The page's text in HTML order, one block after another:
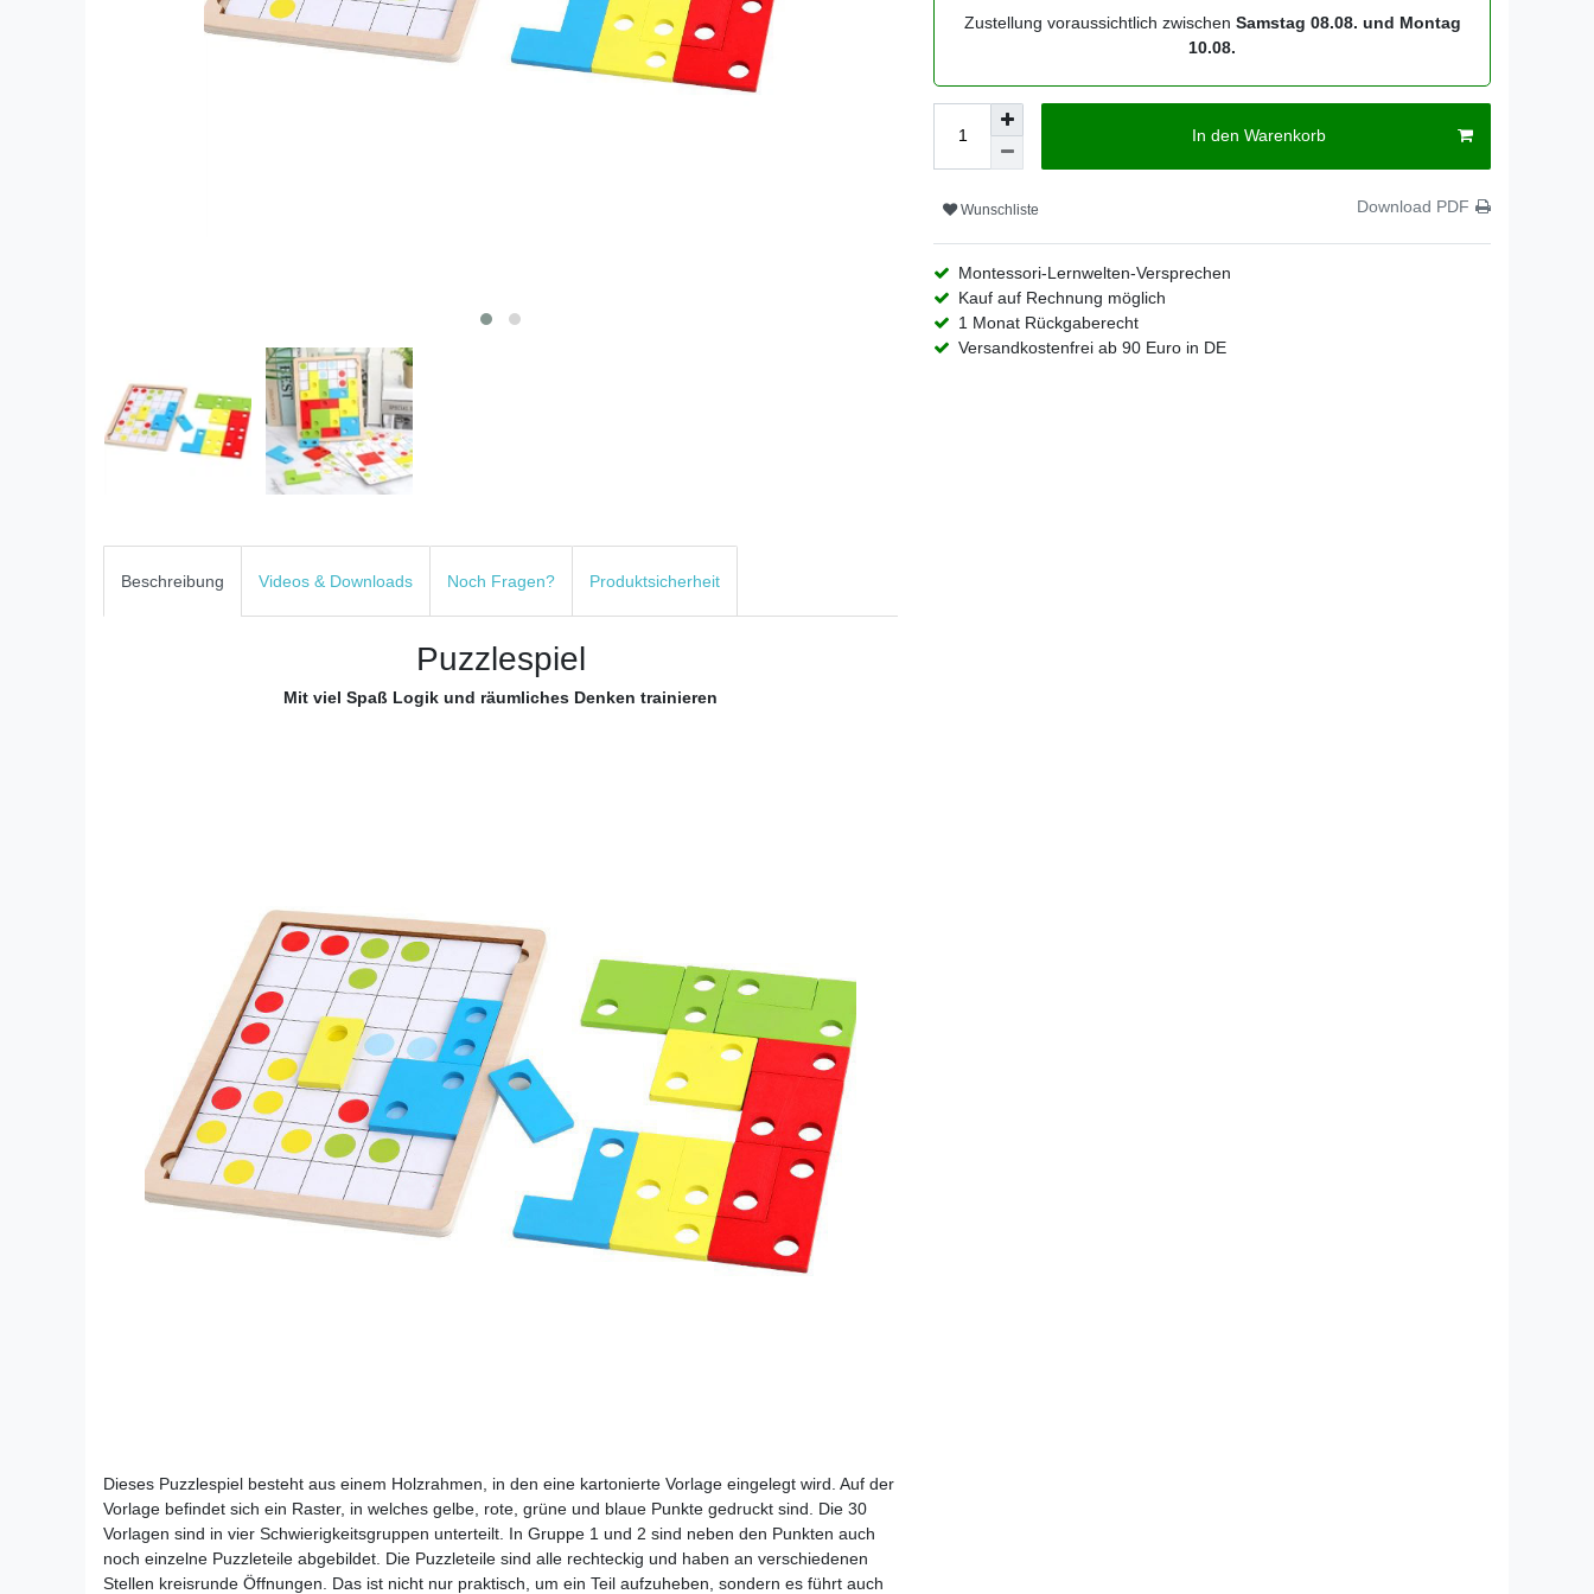
Beschreibung Videos & Downloads Noch Fragen? Produktsicherheit
Puzzlespiel
Mit viel Spaß Logik und räumliches Denken trainieren
Dieses Puzzlespiel besteht aus einem Holzrahmen, in den eine kartonierte Vorlage eingelegt wird. Auf der
Vorlage befindet sich ein Raster, in welches gelbe, rote, grüne und blaue Punkte gedruckt sind. Die 30
Vorlagen sind in vier Schwierigkeitsgruppen unterteilt. In Gruppe 1 und 2 sind neben den Punkten auch
noch einzelne Puzzleteile abgebildet. Die Puzzleteile sind alle rechteckig und haben an verschiedenen
Stellen kreisrunde Öffnungen. Das ist nicht nur praktisch, um ein Teil aufzuheben, sondern es führt auch
Zustellung voraussichtlich zwischen Samstag 08.08. und Montag
10.08.
In den Warenkorb
Wunschliste Download PDF
Montessori-Lernwelten-Versprechen
Kauf auf Rechnung möglich
1 Monat Rückgaberecht
Versandkostenfrei ab 90 Euro in DE